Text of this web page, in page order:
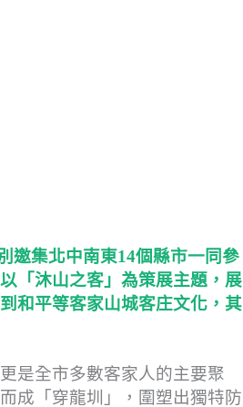
邀集北中南東14個縣市一同參
「沐山之客」為策展主題，展
和平等客家山城客庄文化，其
是全市多數客家人的主要聚
成「穿龍圳」，圍塑出獨特防